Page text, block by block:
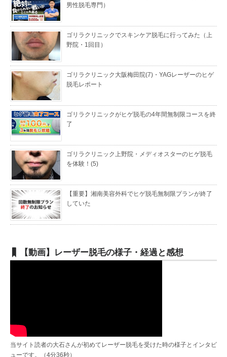
男性脱毛専門）
ゴリラクリニックでスキンケア脱毛に行ってみた（上
野院・1回目）
ゴリラクリニック大阪梅田院(7)・YAGレーザーのヒゲ
脱毛レポート
ゴリラクリニックがヒゲ脱毛の4年間無制限コースを終
了
ゴリラクリニック上野院・メディオスターのヒゲ脱毛
を体験！(5)
【重要】湘南美容外科でヒゲ脱毛無制限プランが終了
していた
【動画】レーザー脱毛の様子・経過と感想
当サイト読者の大石さんが初めてレーザー脱毛を受けた時の様子とインタビ
ューです。（4分36秒）